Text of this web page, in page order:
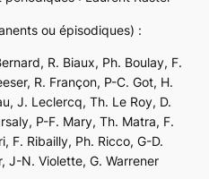
ou épisodiques) :
R. Biaux, Ph. Boulay, F.
R. Françon, P-C. Got, H.
J. Leclercq, Th. Le Roy, D.
P-F. Mary, Th. Matra, F.
F. Ribailly, Ph. Ricco, G-D.
J-N. Violette, G. Warrener